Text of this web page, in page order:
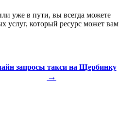
уже в пути, вы всегда можете
услуг, который ресурс может вам
запросы такси на Щербинку
→